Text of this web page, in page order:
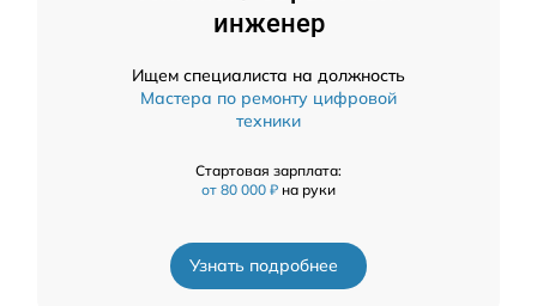
инженер
Ищем специалиста на должность
Мастера по ремонту цифровой
техники
Стартовая зарплата:
от 80 000 ₽ на руки
Узнать подробнее